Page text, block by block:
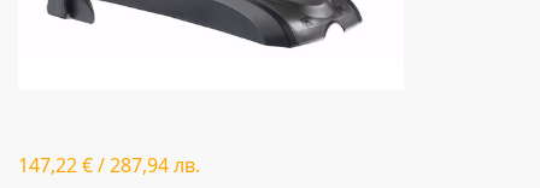
147,22€/287,94лв.